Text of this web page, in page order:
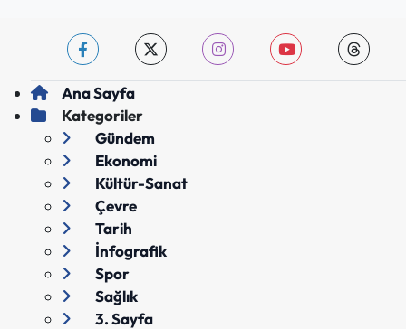
Ana Sayfa
Kategoriler
Gündem
Ekonomi
Kültür-Sanat
Çevre
Tarih
İnfografik
Spor
Sağlık
3. Sayfa